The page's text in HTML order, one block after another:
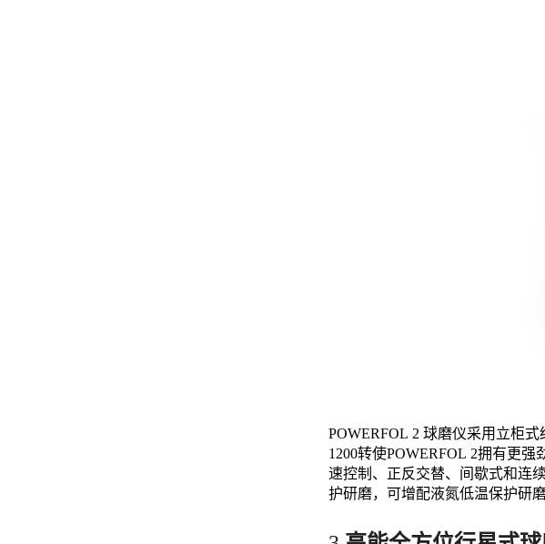
POWERFOL 2 球磨仪采用立柜
1200转使POWERFOL 2拥有更
速控制、正反交替、间歇式和连
护研磨，可增配液氮低温保护研